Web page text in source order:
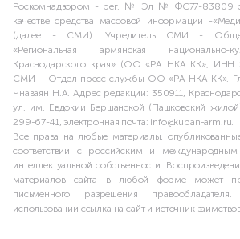
Роскомнадзором - рег. № Эл № ФС77-83809
качестве средства массовой информации -
(далее - СМИ). Учредитель СМИ -
«Региональная армянская национально-
Краснодарского края» (ОО «РА НКА КК», ИНН
СМИ – Отдел пресс службы ОО «РА НКА КК».
Чнаваян Н.А. Адрес редакции: 350911,
ул. им. Евдокии Бершанской (Пашковский
299-67-41, электронная почта: info@kuban-arm.ru.
Все права на любые материалы,
соответствии с российским и международным
интеллектуальной собственности.
материалов сайта в любой форме может
письменного разрешения
использовании ссылка на сайт и источник